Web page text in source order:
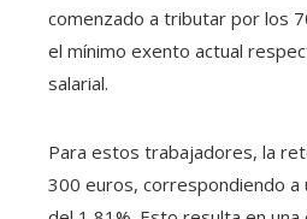
comenzado a tributar por los
el mínimo exento actual
salarial.
Para estos trabajadores, la
300 euros, correspondiendo a